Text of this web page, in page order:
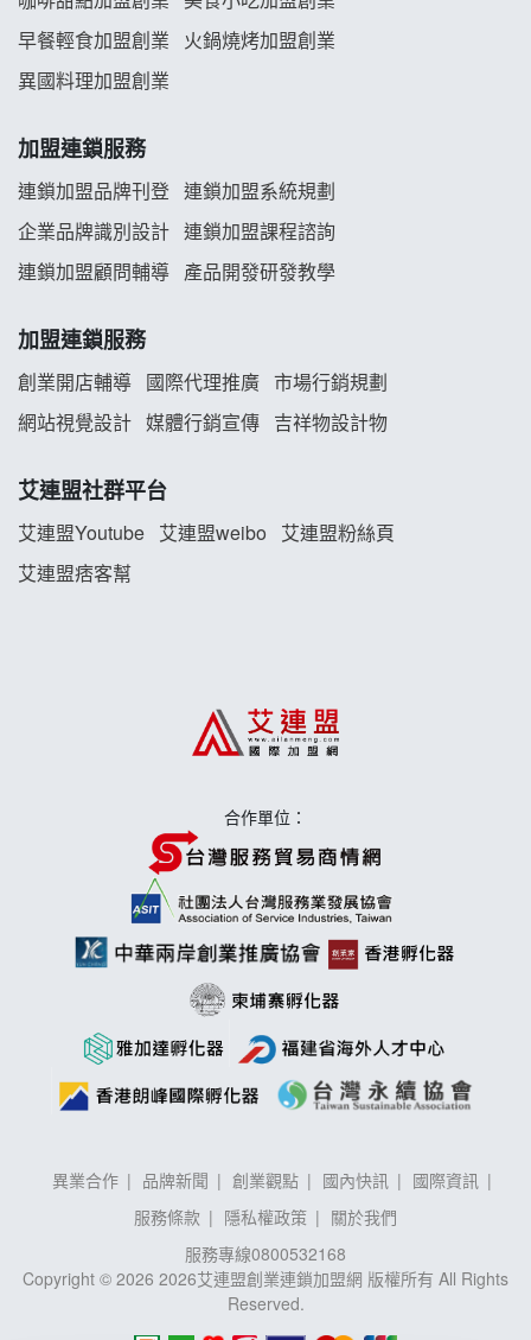
舒油頭加盟說明會
義氣豐發雞加盟說明會
Mr.Wish加盟說明會
雞咕雞咕加盟說明會
TEA TOP加盟說明會
珍好味臭臭鍋加盟說明會
藍象廷泰式火鍋加盟說明會
日十。早午食加盟說明會
莫尼早餐Morni加盟說明會
早餐輕食加盟創業
火鍋燒烤加盟創業
異國料理加盟創業
加盟連鎖服務
連鎖加盟品牌刊登 連鎖加盟系統規劃
企業品牌識別設計 連鎖加盟課程諮詢
連鎖加盟顧問輔導 產品開發研發教學
加盟連鎖服務
創業開店輔導 國際代理推廣 市場行銷規劃
網站視覺設計 媒體行銷宣傳 吉祥物設計物
艾連盟社群平台
艾連盟Youtube 艾連盟weibo
艾連盟粉絲頁
艾連盟痞客幫
合作單位：
異業合作 品牌新聞 創業觀點 國內快訊
國際資訊
服務條款
隱私權政策
關於我們
服務專線0800532168
Copyright © 2026 2026艾連盟創業連鎖加盟網 版權所有 All Rights
Reserved.